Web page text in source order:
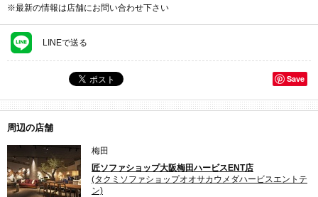
※最新の情報は店舗にお問い合わせ下さい
LINEで送る
Save
周辺の店舗
梅田
匠ソファショップ大阪梅田ハービスENT店
(タクミソファショップオオサカウメダハービスエントテ
ン)